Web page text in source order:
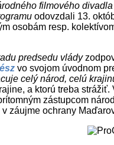
filmového
odovzdali 13.
osobám resp.
predsedu vlády
vo svojom úvodnom
celý národ, celú
a ktorú treba
zástupcom
záujme ochrany